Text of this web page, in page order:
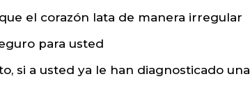
el corazón lata de manera irregular
para usted
si a usted ya le han diagnosticado una